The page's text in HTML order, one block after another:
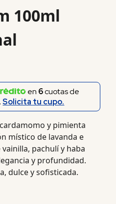
100ml
en 6cuotas de
Solicita tu cupo.
y pimienta
místico de lavanda e
pachulí y haba
y profundidad.
dulce y sofisticada.